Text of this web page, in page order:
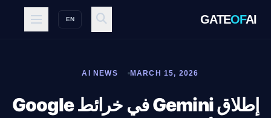
GATEOFAI
EN
MARCH 15, 2026
AI NEWS
إطلاق Gemini في خرائط Google